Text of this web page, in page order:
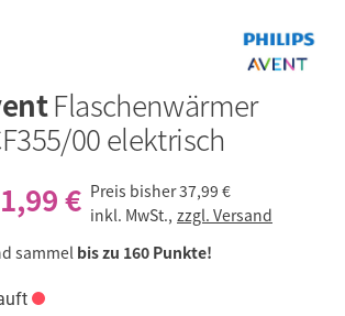
Flaschenwärmer
00 elektrisch
€ Preis bisher37,99 €
inkl. MwSt., zzgl. Versand
sammel bis zu 160 Punkte!